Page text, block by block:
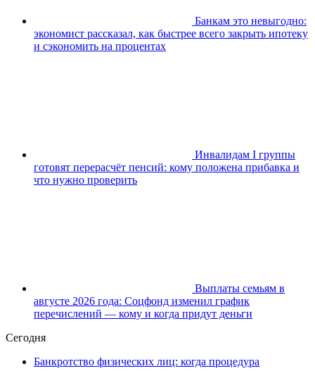
Банкам это невыгодно:
экономист рассказал, как быстрее всего закрыть ипотеку
и сэкономить на процентах
Инвалидам I группы
готовят перерасчёт пенсий: кому положена прибавка и
что нужно проверить
Выплаты семьям в
августе 2026 года: Соцфонд изменил график
перечислений — кому и когда придут деньги
Сегодня
Банкротство физических лиц: когда процедура